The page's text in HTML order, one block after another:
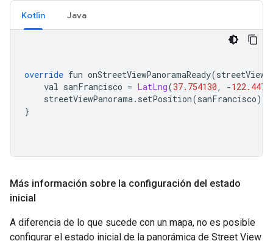
Kotlin Java
override fun onStreetViewPanoramaReady(
val sanFrancisco = LatLng(37.754130, -
streetViewPanorama . setPosition(sanFrancisco)
}
Más información sobre la configuración del estado
inicial
A diferencia de lo que sucede con un mapa, no es posible
configurar el estado inicial de la panorámica de Street View